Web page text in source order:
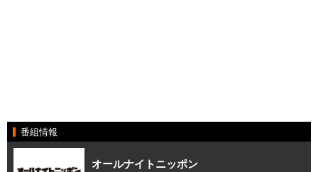
番組情報
オールナイトニッポン